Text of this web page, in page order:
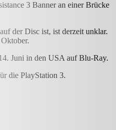
3 Banner an einer Brücke
der Disc ist, ist derzeit unklar.
Juni in den USA auf Blu-Ray.
die PlayStation 3.